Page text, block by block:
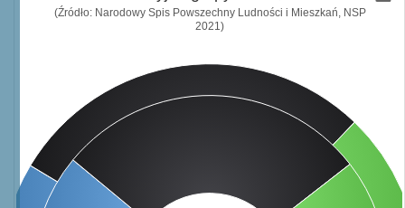
(Źródło: Narodowy Spis Powszechny Ludności i Mieszkań, NSP
2021)